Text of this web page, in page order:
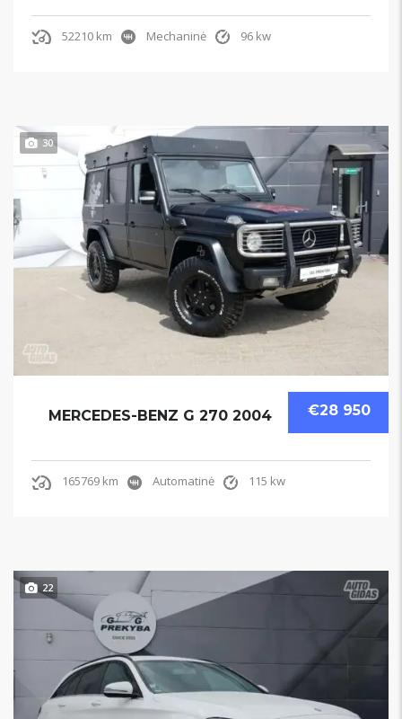
52210 km Mechaninė 96 kw
30
€28 950
MERCEDES-BENZ G 270 2004
165769 km Automatinė 115 kw
22